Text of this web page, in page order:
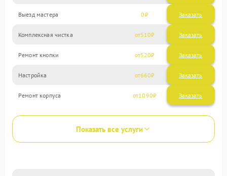
Выезд мастера 0 Заказать
Комплексная чистка 510
Ремонт кнопки 520
Настройка 660
Ремонт корпуса 1090
Показать все услуги